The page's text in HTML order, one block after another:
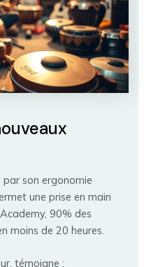
par son ergonomie
une prise en main
90% des
moins de 20 heures.
témoigne :